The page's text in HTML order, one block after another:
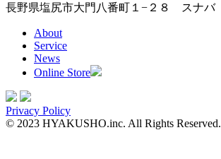
長野県塩尻市大門八番町１−２８ スナバ
About
Service
News
Online Store
Privacy Policy
© 2023 HYAKUSHO.inc. All Rights Reserved.